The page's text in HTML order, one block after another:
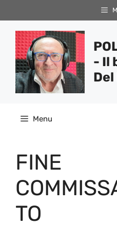
al
contenuto
- Il
Del
Menu
FINE
TO